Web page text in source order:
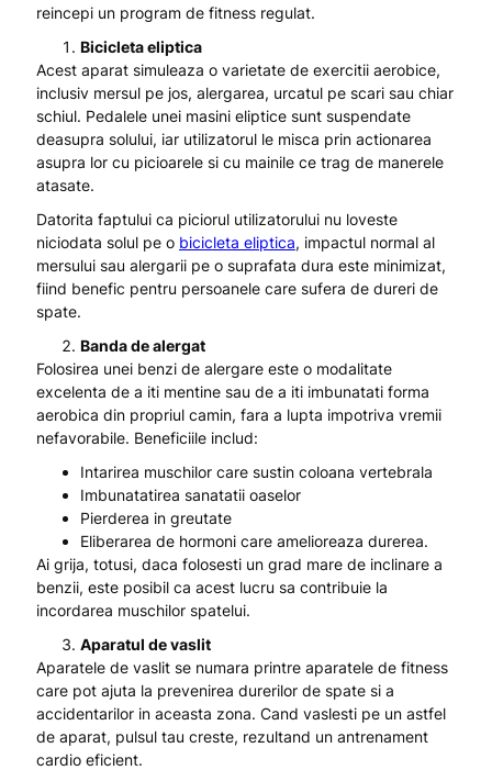
reincepi un program de fitness regulat.
Bicicleta eliptica
Acest aparat simuleaza o varietate de exercitii aerobice,
inclusiv mersul pe jos, alergarea, urcatul pe scari sau chiar
schiul. Pedalele unei masini eliptice sunt suspendate
deasupra solului, iar utilizatorul le misca prin actionarea
asupra lor cu picioarele si cu mainile ce trag de manerele
atasate.
Datorita faptului ca piciorul utilizatorului nu loveste
niciodata solul pe o bicicleta eliptica, impactul normal al
mersului sau alergarii pe o suprafata dura este minimizat,
fiind benefic pentru persoanele care sufera de dureri de
spate.
Banda de alergat
Folosirea unei benzi de alergare este o modalitate
excelenta de a iti mentine sau de a iti imbunatati forma
aerobica din propriul camin, fara a lupta impotriva vremii
nefavorabile. Beneficiile includ:
Intarirea muschilor care sustin coloana vertebrala
Imbunatatirea sanatatii oaselor
Pierderea in greutate
Eliberarea de hormoni care amelioreaza durerea.
Ai grija, totusi, daca folosesti un grad mare de inclinare a
benzii, este posibil ca acest lucru sa contribuie la
incordarea muschilor spatelui.
Aparatul de vaslit
Aparatele de vaslit se numara printre aparatele de fitness
care pot ajuta la prevenirea durerilor de spate si a
accidentarilor in aceasta zona. Cand vaslesti pe un astfel
de aparat, pulsul tau creste, rezultand un antrenament
cardio eficient.